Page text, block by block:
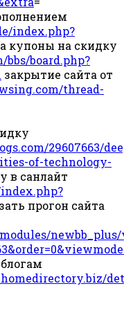
index.php?
купоны на скидку
bbs/board.php?
закрытие сайта от
thread-
29607663/
of-technology-
в санлайт
прогон сайта